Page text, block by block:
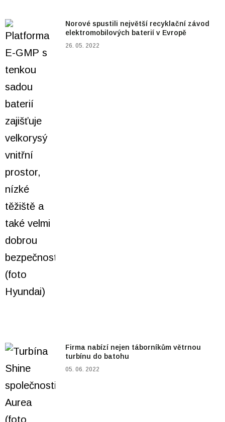
Norové spustili největší recyklační závod
elektromobilových baterií v Evropě
26. 05. 2022
Firma nabízí nejen táborníkům větrnou
turbínu do batohu
05. 06. 2022